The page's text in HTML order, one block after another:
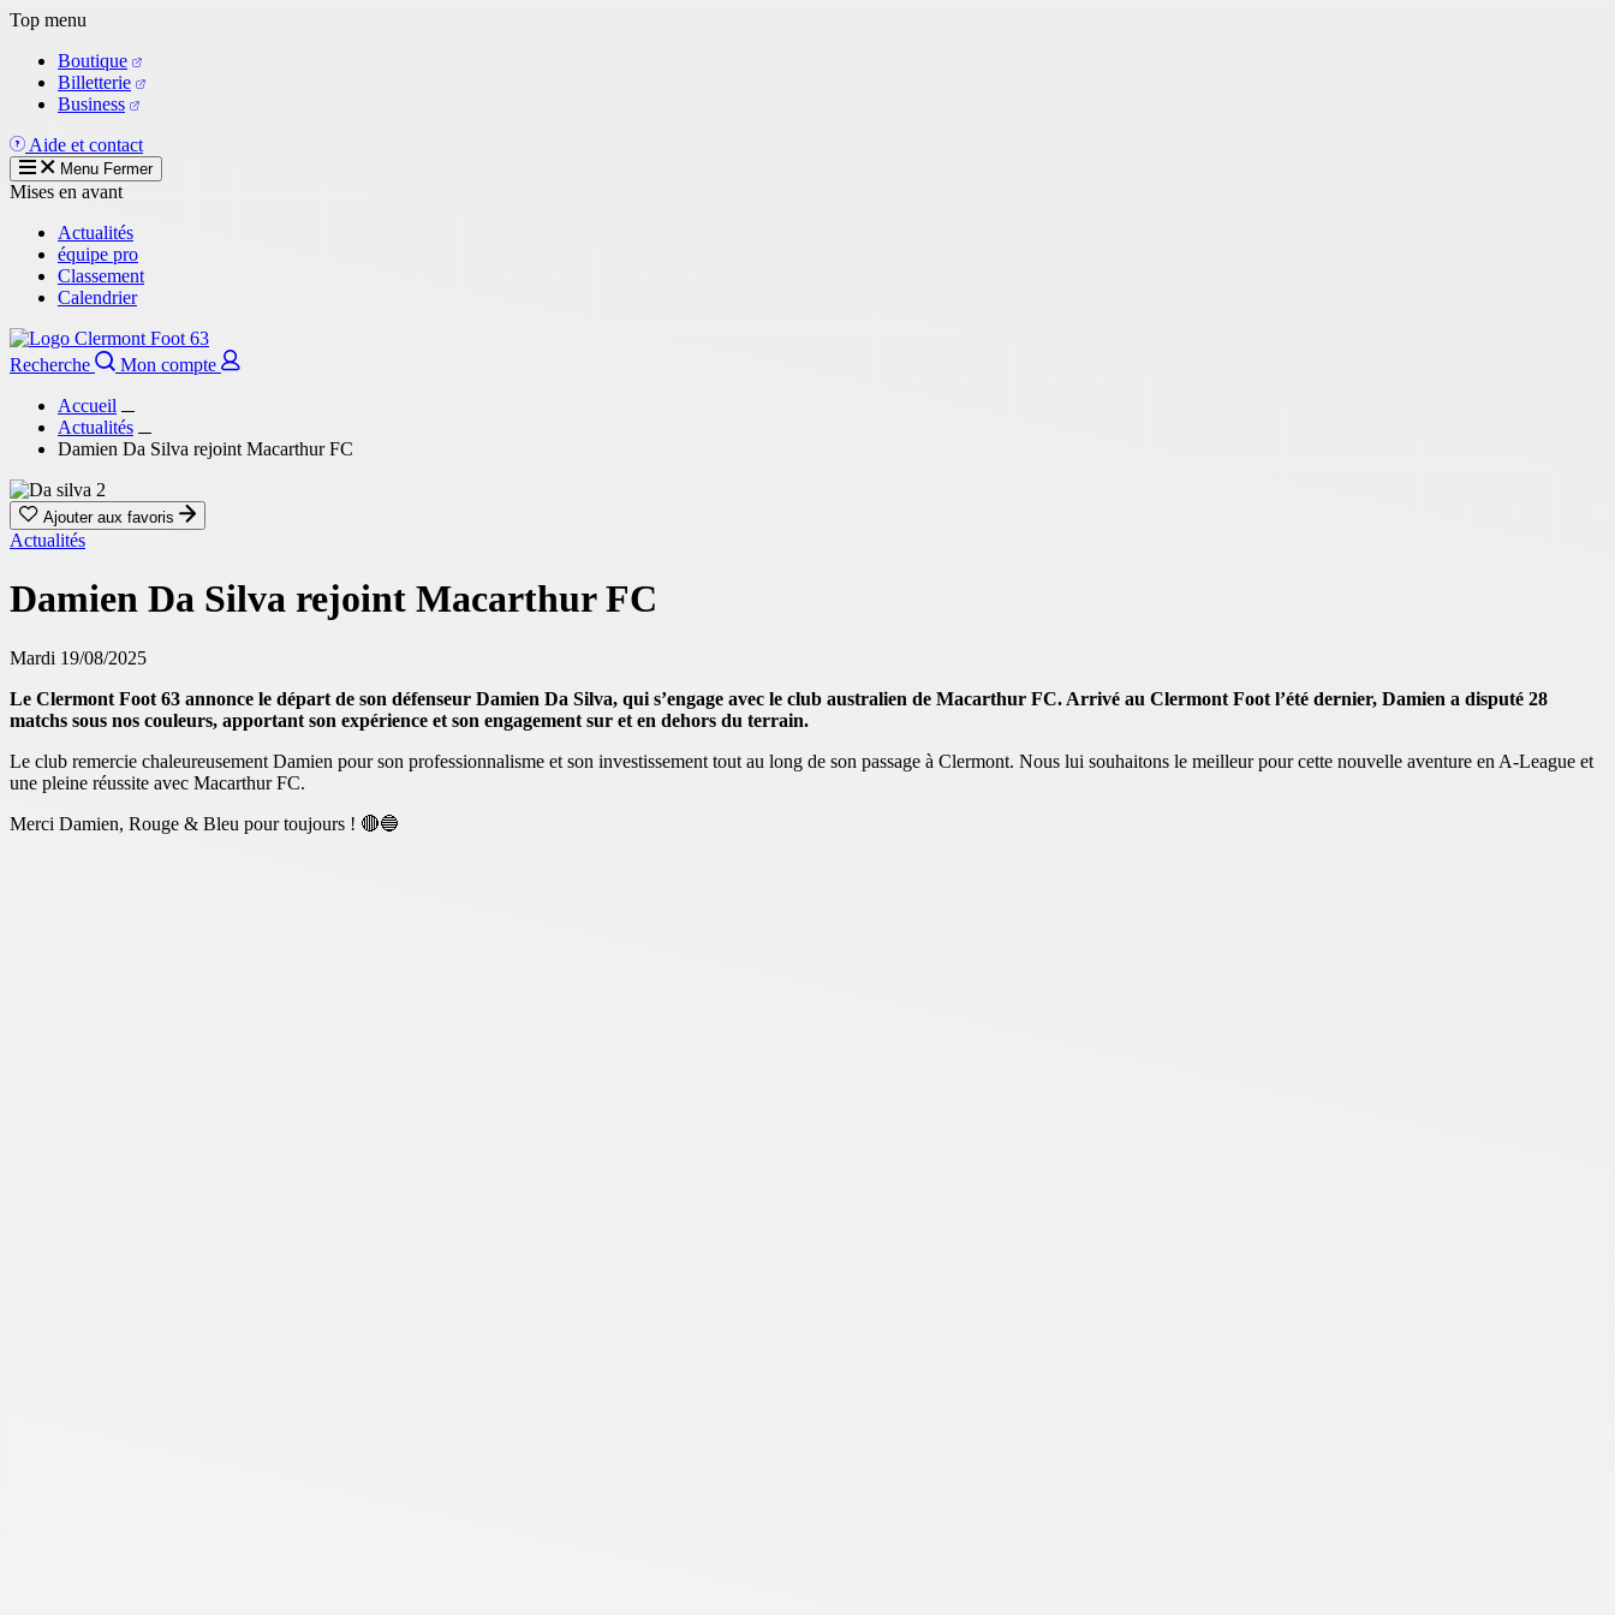
Aller
contenu
principal
Top menu
Boutique
Billetterie
Business
Aide et contact
Menu Fermer
Mises en avant
Actualités
équipe pro
Classement
Calendrier
Recherche
Mon compte
Accueil
Actualités
Damien Da Silva rejoint Macarthur FC
Ajouter aux favoris
Actualités
Damien Da Silva rejoint Macarthur FC
Mardi 19/08/2025
Le Clermont Foot 63 annonce le départ de son défenseur Damien Da Silva, qui s’engage avec le club australien de Macarthur FC. Arrivé au Clermont Foot l’été dernier, Damien a disputé 28
matchs sous nos couleurs, apportant son expérience et son engagement sur et en dehors du terrain.
Le club remercie chaleureusement Damien pour son professionnalisme et son investissement tout au long de son passage à Clermont. Nous lui souhaitons le meilleur pour cette nouvelle aventure en A-League et
une pleine réussite avec Macarthur FC.
Merci Damien, Rouge & Bleu pour toujours ! 🔴🔵